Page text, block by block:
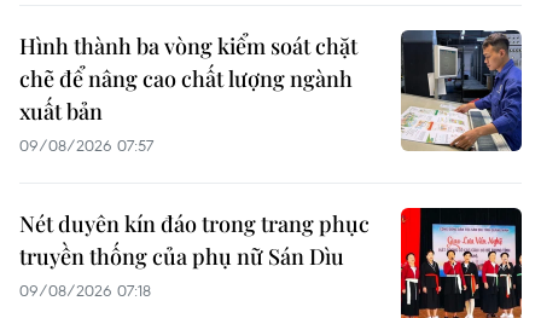
Hình thành ba vòng kiểm soát chặt
chẽ để nâng cao chất lượng ngành
xuất bản
09/08/2026 07:57
Nét duyên kín đáo trong trang phục
truyền thống của phụ nữ Sán Dìu
09/08/2026 07:18